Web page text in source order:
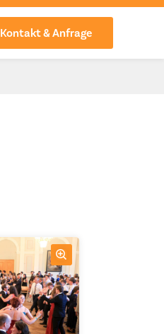
Kontakt & Anfrage